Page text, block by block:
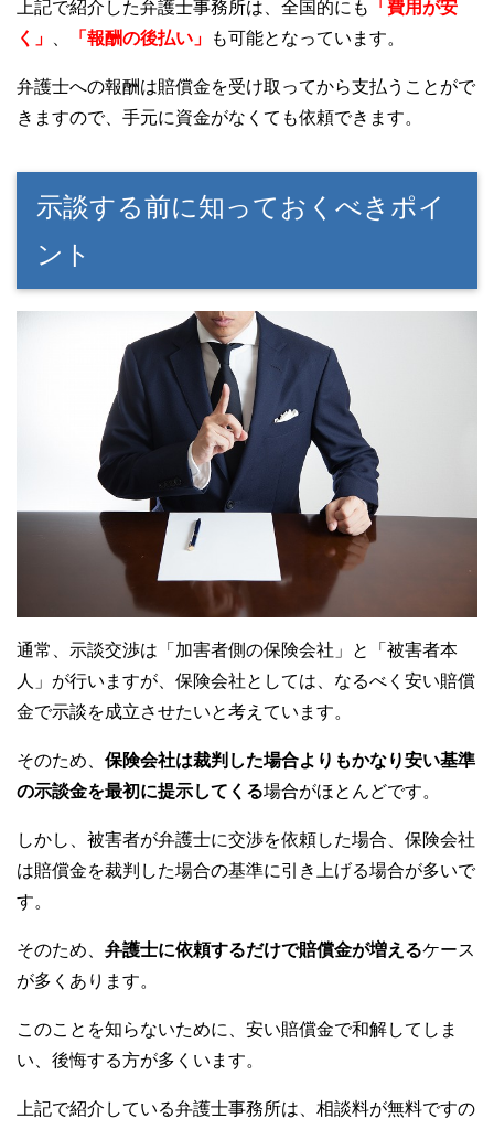
上記で紹介した弁護士事務所は、全国的にも
「費用が安
く」
「報酬の後払い」 も可能となっています。
弁護士への報酬は賠償金を受け取ってから支払うことがで
きますので、手元に資金がなくても依頼できます。
示談する前に知っておくべきポイ
ント
通常、示談交渉は「加害者側の保険会社」と「被害者本
人」が行いますが、保険会社としては、なるべく安い賠償
金で示談を成立させたいと考えています。
そのため、 保険会社は裁判した場合よりもかなり安い基準
の示談金を最初に提示してくる場合がほとんどです。
しかし、被害者が弁護士に交渉を依頼した場合、保険会社
は賠償金を裁判した場合の基準に引き上げる場合が多いで
す。
そのため、 弁護士に依頼するだけで賠償金が増えるケース
が多くあります。
このことを知らないために、安い賠償金で和解してしま
い、後悔する方が多くいます。
上記で紹介している弁護士事務所は、相談料が無料ですの